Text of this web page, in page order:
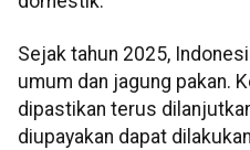
Sejak tahun 2025,
umum dan jagung pakan.
dipastikan terus
diupayakan dapat